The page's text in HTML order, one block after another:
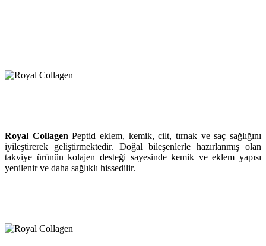
Royal CollagenPeptid eklem, kemik, cilt, tırnak ve saç sağlığını
iyileştirerek geliştirmektedir. Doğal bileşenlerle hazırlanmış olan
takviye ürünün kolajen desteği sayesinde kemik ve eklem yapısı
yenilenir ve daha sağlıklı hissedilir.